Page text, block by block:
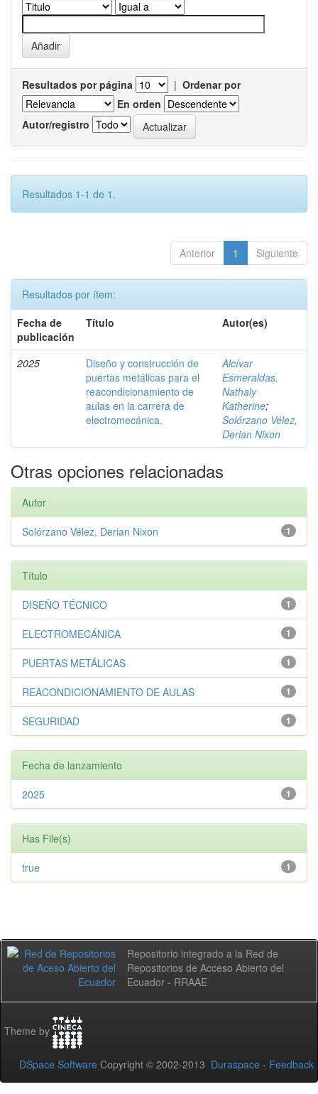
Resultados por página | Ordenar por
En orden
Autor/registro
Resultados 1-1 de 1.
Anterior 1 Siguiente
Resultados por ítem:
Fecha de
publicación
Título Autor(es)
2025
Diseño y construcción de
puertas metálicas para el
reacondicionamiento de
aulas en la carrera de
electromecánica.
Alcívar
Esmeraldas,
Nathaly
Katherine;
Solórzano Vélez,
Derian Nixon
Otras opciones relacionadas
Autor
1
Solórzano Vélez, Derian Nixon
Título
1
DISEÑO TÉCNICO
1
ELECTROMECÁNICA
1
PUERTAS METÁLICAS
1
REACONDICIONAMIENTO DE AULAS
1
SEGURIDAD
Fecha de lanzamiento
1
2025
Has File(s)
1
true
Repositorio integrado a la Red de
Repositorios de Acceso Abierto del
Ecuador - RRAAE
Theme by
DSpace Software Copyright © 2002-2013 Duraspace - Feedback